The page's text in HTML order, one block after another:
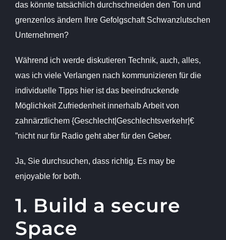
das könnte tatsächlich durchschneiden den Ton und
grenzenlos ändern Ihre Gefolgschaft Schwanzlutschen
Unternehmen?
Während ich werde diskutieren Technik, auch, alles,
was ich viele Verlangen nach kommunizieren für die
individuelle Tipps hier ist das beeindruckende
Möglichkeit Zufriedenheit innerhalb Arbeit von
zahnärztlichem {Geschlecht|Geschlechtsverkehr|€
”nicht nur für Radio geht aber für den Geber.
Ja, Sie durchsuchen, dass richtig. Es may be
enjoyable for both.
1. Build a secure
Space